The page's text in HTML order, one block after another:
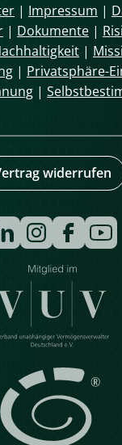
| Impressum |
| Dokumente |
|
| Privatsphäre-
|
widerrufen